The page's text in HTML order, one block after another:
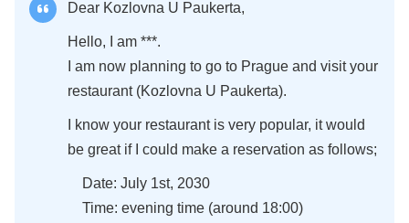
Dear Kozlovna U Paukerta,
Hello, I am ***.
I am now planning to go to Prague and visit your
restaurant (Kozlovna U Paukerta).
I know your restaurant is very popular, it would
be great if I could make a reservation as follows;
Date: July 1st, 2030
Time: evening time (around 18:00)